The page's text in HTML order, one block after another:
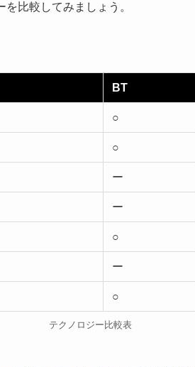
比較してみましょう。
BT
○
○
ー
ー
○
ー
○
テクノロジー比較表